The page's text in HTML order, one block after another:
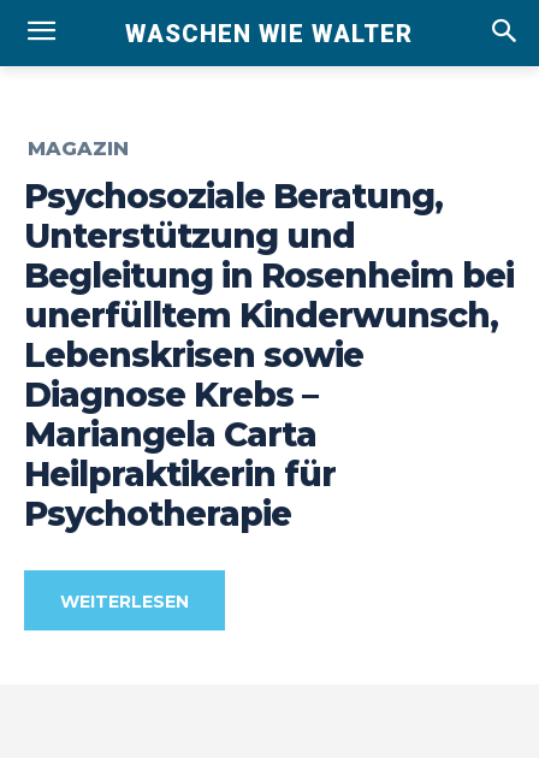
WASCHEN WIE WALTER
MAGAZIN
Psychosoziale Beratung,
Unterstützung und
Begleitung in Rosenheim bei
unerfülltem Kinderwunsch,
Lebenskrisen sowie
Diagnose Krebs –
Mariangela Carta
Heilpraktikerin für
Psychotherapie
WEITERLESEN